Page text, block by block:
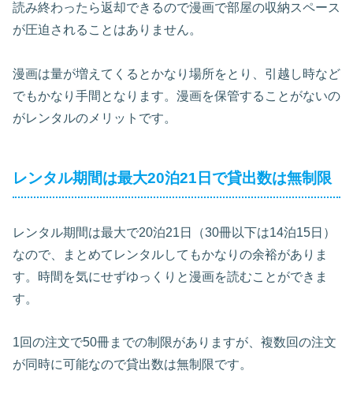
読み終わったら返却できるので漫画で部屋の収納スペース
が圧迫されることはありません。
漫画は量が増えてくるとかなり場所をとり、引越し時など
でもかなり手間となります。漫画を保管することがないの
がレンタルのメリットです。
レンタル期間は最大20泊21日で貸出数は無制限
レンタル期間は最大で20泊21日（30冊以下は14泊15日）
なので、まとめてレンタルしてもかなりの余裕がありま
す。時間を気にせずゆっくりと漫画を読むことができま
す。
1回の注文で50冊までの制限がありますが、複数回の注文
が同時に可能なので貸出数は無制限です。